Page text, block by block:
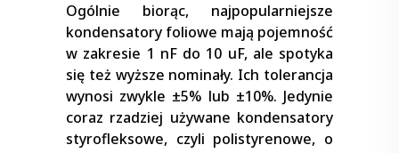
Ogólnie biorąc, najpopularniejsze
kondensatory foliowe mają pojemność
w zakresie 1 nF do 10 uF, ale spotyka
się też wyższe nominały. Ich tolerancja
wynosi zwykle ±5% lub ±10%. Jedynie
coraz rzadziej używane kondensatory
styrofleksowe, czyli polistyrenowe, o